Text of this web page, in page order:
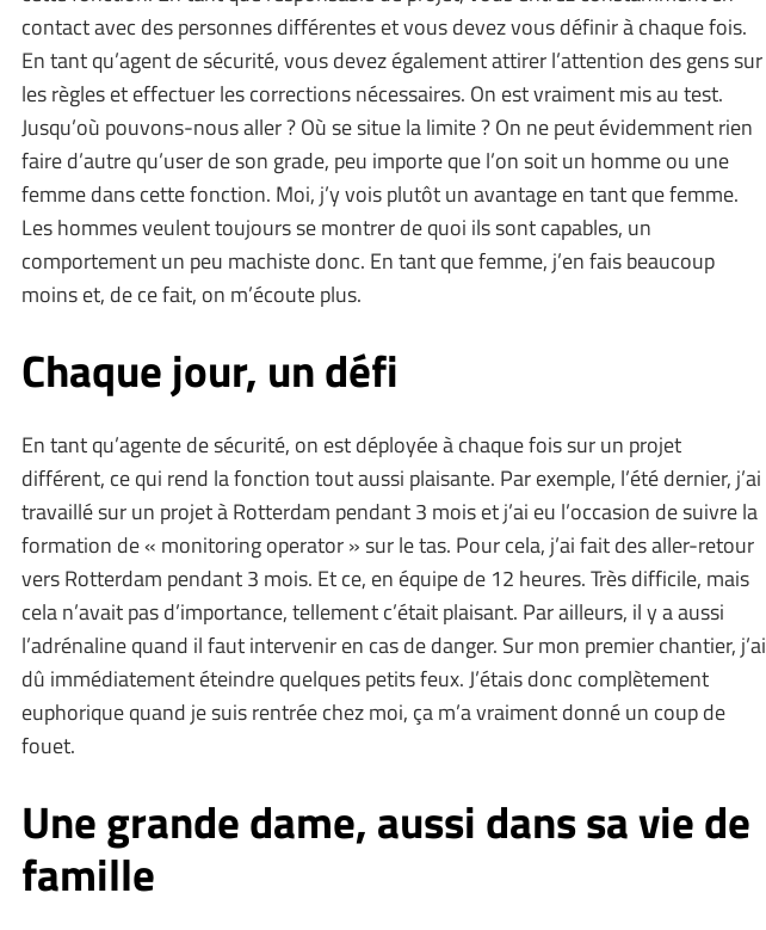
contact avec des personnes différentes et vous devez vous définir à chaque fois.
En tant qu’agent de sécurité, vous devez également attirer l’attention des gens sur
les règles et effectuer les corrections nécessaires. On est vraiment mis au test.
Jusqu’où pouvons-nous aller ? Où se situe la limite ? On ne peut évidemment rien
faire d’autre qu’user de son grade, peu importe que l’on soit un homme ou une
femme dans cette fonction. Moi, j’y vois plutôt un avantage en tant que femme.
Les hommes veulent toujours se montrer de quoi ils sont capables, un
comportement un peu machiste donc. En tant que femme, j’en fais beaucoup
moins et, de ce fait, on m’écoute plus.
Chaque jour, un défi
En tant qu’agente de sécurité, on est déployée à chaque fois sur un projet
différent, ce qui rend la fonction tout aussi plaisante. Par exemple, l’été dernier, j’ai
travaillé sur un projet à Rotterdam pendant 3 mois et j’ai eu l’occasion de suivre la
formation de « monitoring operator » sur le tas. Pour cela, j’ai fait des aller-retour
vers Rotterdam pendant 3 mois. Et ce, en équipe de 12 heures. Très difficile, mais
cela n’avait pas d’importance, tellement c’était plaisant. Par ailleurs, il y a aussi
l’adrénaline quand il faut intervenir en cas de danger. Sur mon premier chantier, j’ai
dû immédiatement éteindre quelques petits feux. J’étais donc complètement
euphorique quand je suis rentrée chez moi, ça m’a vraiment donné un coup de
fouet.
Une grande dame, aussi dans sa vie de
famille